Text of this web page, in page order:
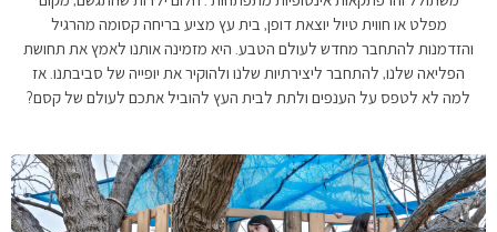
מפלט או חווית טיול יוצאת דופן, בית עץ מציע בריחה קסומה מהרגיל
והזדמנות להתחבר מחדש לעולם הטבע. היא מזמינה אותנו לאמץ את תחושת
הפליאה שלנו, להתחבר ליצירתיות שלנו ולהוקיר את יופייה של סביבתנו. אז
למה לא לטפס על הענפים ולתת לבית העץ להוביל אתכם לעולם של קסם?